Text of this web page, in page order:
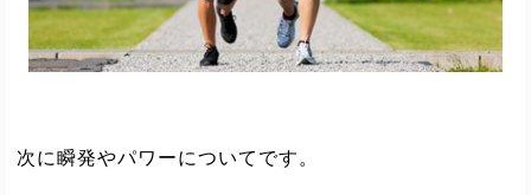
次に瞬発やパワーについてです。